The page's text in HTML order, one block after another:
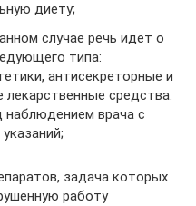
диету;
случае речь идет о
типа:
антисекреторные и
средства.
наблюдением врача с
задача которых
работу